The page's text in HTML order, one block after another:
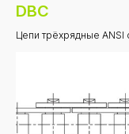
DBC
Цепи трёхрядные ANSI